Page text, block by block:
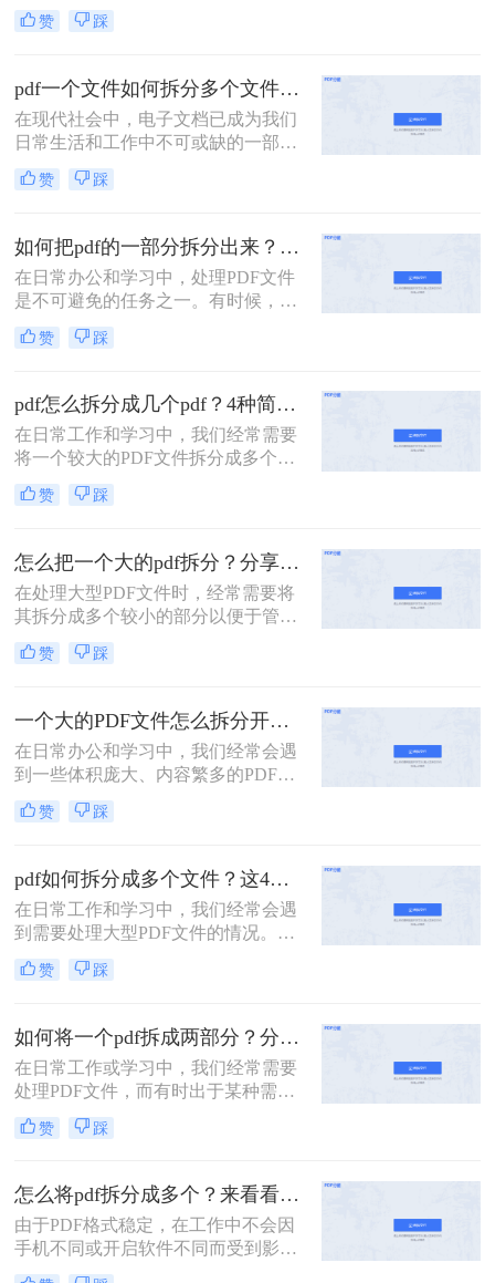
需求。无论是为了方便分享、减小文
件大小，还是为了将不同章节或内容
有用的技能。那么PDF文件如何拆分
成多个文件呢？本文将介绍三种常用
的方法，帮助你轻松拆分PDF文件。
赞 踩
pdf一个文件如何拆分多个文件？教你4招高效又简单！
在现代社会中，电子文档已成为我们
日常生活和工作中不可或缺的一部
分。而PDF文件是最常见和流行的电
子文档格式之一。但有时我们可能会
型的PDF文件拆分成多个小文件，以
便更方便地阅读、共享或打印。 那
么，pdf一个文件如何拆分多个文件
呢？下面我将为您详细介绍几种简单
有效的方法。
赞 踩
如何把pdf的一部分拆分出来？这3种分割方法很简单！
在日常办公和学习中，处理PDF文件
是不可避免的任务之一。有时候，我
们需要从一份PDF文件中提取出某一
部分内容，以便与他人分享或用于其
出来呢？本文将介绍三种将PDF的一
部分拆分出来的方法。
赞 踩
pdf怎么拆分成几个pdf？4种简单方法分享~
在日常工作和学习中，我们经常需要
将一个较大的PDF文件拆分成多个较
小的PDF文件，以便于管理和分享。
那么pdf怎么拆分成几个pdf呢？以下
法，帮助用户轻松完成拆分任务。
赞 踩
怎么把一个大的pdf拆分？分享三种分割文件的方法！
在处理大型PDF文件时，经常需要将
其拆分成多个较小的部分以便于管
理、分享或分别处理不同的章节。无
论是学术研究、项目管理还是日常办
非常实用的技能。以下是一篇关于怎
么把一个大的pdf拆分的详细指南。
赞 踩
一个大的PDF文件怎么拆分开成几个文件？这三种PDF拆分方法轻松搞定！
在日常办公和学习中，我们经常会遇
到一些体积庞大、内容繁多的PDF文
件。这些文件可能包含多个章节、报
告或文档，但出于某种需要，我们可
便于分享、存储或阅读。那么一个大
的PDF文件怎么拆分开成几个文件
呢？本文将为您介绍几种实用的方
法，帮助您轻松将一个大的PDF文件
拆分成多个文件。
赞 踩
pdf如何拆分成多个文件？这4种方法教你轻松拆分！
在日常工作和学习中，我们经常会遇
到需要处理大型PDF文件的情况。有
时，为了方便管理、分享或仅需要文
件中的某一部分内容，我们需要将
如何拆分成多个文件呢？本文将详细
介绍几种常用的PDF拆分方法，帮助
您轻松实现PDF文件的分割。
赞 踩
如何将一个pdf拆成两部分？分享这三个轻松拆分方法！
在日常工作或学习中，我们经常需要
处理PDF文件，而有时出于某种需
要，我们可能希望将一个较大的PDF
文件拆分成几个较小的部分。那么如
些常用的方法，帮助您轻松实现将一
个PDF拆成两部分的目标。
赞 踩
怎么将pdf拆分成多个？来看看这几个PDF拆分方法！
由于PDF格式稳定，在工作中不会因
手机不同或开启软件不同而受到影
响，因此我们经常使用PDF来传输文